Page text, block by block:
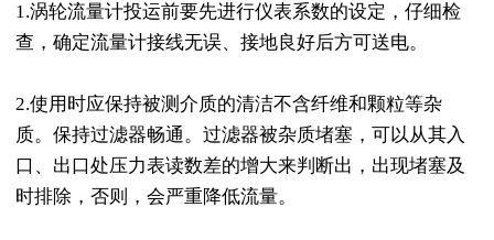
1.涡轮流量计投运前要先进行仪表系数的设定，仔细检
查，确定流量计接线无误、接地良好后方可送电。
2.使用时应保持被测介质的清洁不含纤维和颗粒等杂
质。保持过滤器畅通。过滤器被杂质堵塞，可以从其入
口、出口处压力表读数差的增大来判断出，出现堵塞及
时排除，否则，会严重降低流量。